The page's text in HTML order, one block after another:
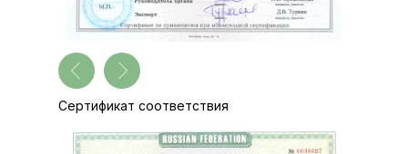
Сертификат соответствия